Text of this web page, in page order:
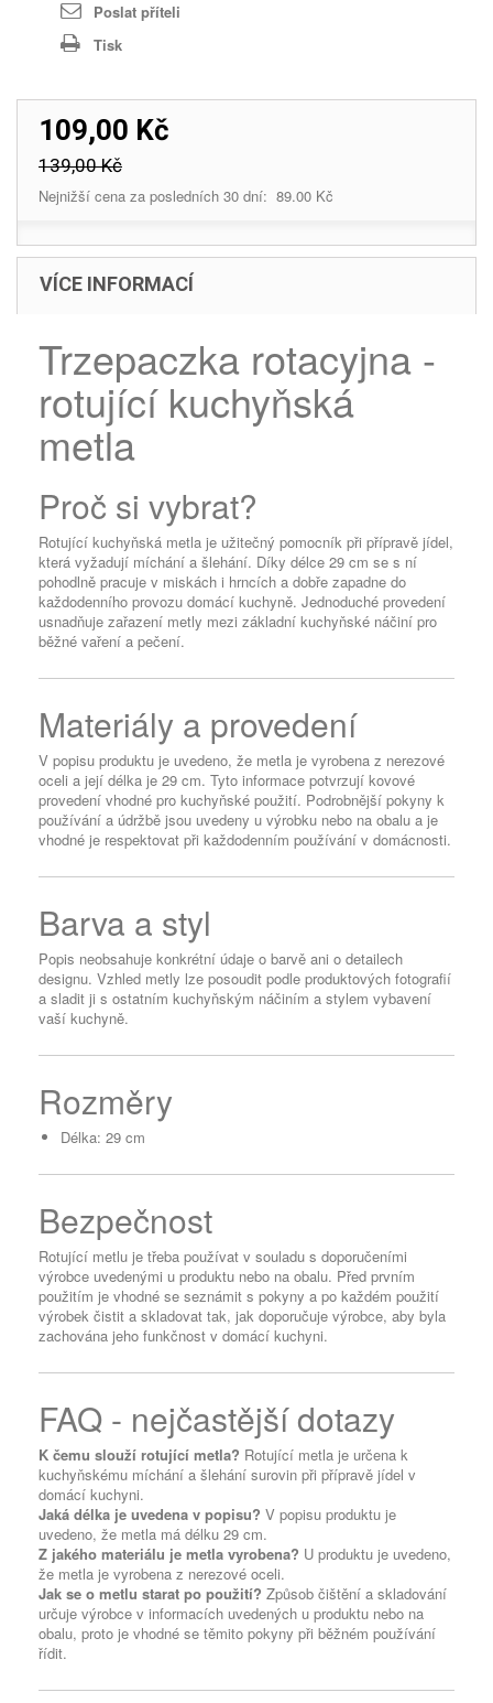
Poslat příteli
Tisk
109,00 Kč
139,00 Kč
Nejnižší cena za posledních 30 dní: 89.00 Kč
VÍCE INFORMACÍ
Trzepaczka rotacyjna -
rotující kuchyňská
metla
Proč si vybrat?
Rotující kuchyňská metla je užitečný pomocník při přípravě jídel,
která vyžadují míchání a šlehání. Díky délce 29 cm se s ní
pohodlně pracuje v miskách i hrncích a dobře zapadne do
každodenního provozu domácí kuchyně. Jednoduché provedení
usnadňuje zařazení metly mezi základní kuchyňské náčiní pro
běžné vaření a pečení.
Materiály a provedení
V popisu produktu je uvedeno, že metla je vyrobena z nerezové
oceli a její délka je 29 cm. Tyto informace potvrzují kovové
provedení vhodné pro kuchyňské použití. Podrobnější pokyny k
používání a údržbě jsou uvedeny u výrobku nebo na obalu a je
vhodné je respektovat při každodenním používání v domácnosti.
Barva a styl
Popis neobsahuje konkrétní údaje o barvě ani o detailech
designu. Vzhled metly lze posoudit podle produktových fotografií
a sladit ji s ostatním kuchyňským náčiním a stylem vybavení
vaší kuchyně.
Rozměry
Délka: 29 cm
Bezpečnost
Rotující metlu je třeba používat v souladu s doporučeními
výrobce uvedenými u produktu nebo na obalu. Před prvním
použitím je vhodné se seznámit s pokyny a po každém použití
výrobek čistit a skladovat tak, jak doporučuje výrobce, aby byla
zachována jeho funkčnost v domácí kuchyni.
FAQ - nejčastější dotazy
K čemu slouží rotující metla? Rotující metla je určena k
kuchyňskému míchání a šlehání surovin při přípravě jídel v
domácí kuchyni.
Jaká délka je uvedena v popisu? V popisu produktu je
uvedeno, že metla má délku 29 cm.
Z jakého materiálu je metla vyrobena? U produktu je uvedeno,
že metla je vyrobena z nerezové oceli.
Jak se o metlu starat po použití? Způsob čištění a skladování
určuje výrobce v informacích uvedených u produktu nebo na
obalu, proto je vhodné se těmito pokyny při běžném používání
řídit.